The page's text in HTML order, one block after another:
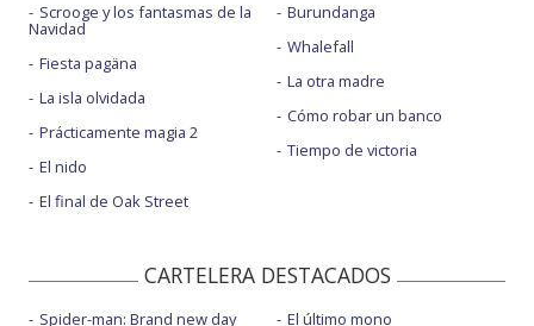
Scrooge y los fantasmas de la
Navidad
Fiesta pagäna
La isla olvidada
Prácticamente magia 2
El nido
El final de Oak Street
Burundanga
Whalefall
La otra madre
Cómo robar un banco
Tiempo de victoria
CARTELERA DESTACADOS
Spider-man: Brand new day
El último mono